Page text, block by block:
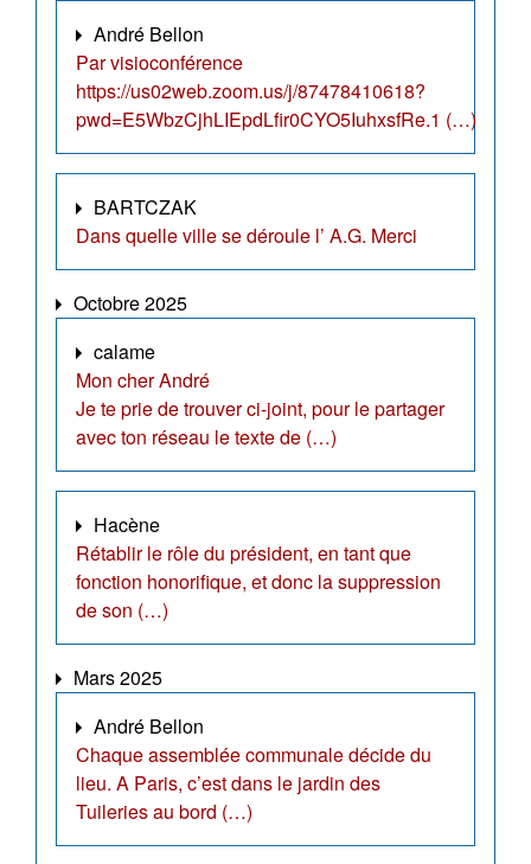
André Bellon
Par visioconférence
https://us02web.zoom.us/j/87478410618?
pwd=E5WbzCjhLIEpdLfir0CYO5IuhxsfRe.1 (…)
BARTCZAK
Dans quelle ville se déroule l’ A.G. Merci
Octobre 2025
calame
Mon cher André
Je te prie de trouver ci-joint, pour le partager
avec ton réseau le texte de (…)
Hacène
Rétablir le rôle du président, en tant que
fonction honorifique, et donc la suppression
de son (…)
Mars 2025
André Bellon
Chaque assemblée communale décide du
lieu. A Paris, c’est dans le jardin des
Tuileries au bord (…)